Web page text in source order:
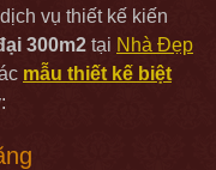
vụ thiết kế kiến
300m2 tại Nhà Đẹp
mẫu thiết kế biệt